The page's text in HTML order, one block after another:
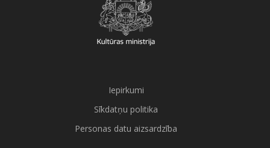
Iepirkumi
Sīkdatņu politika
Personas datu aizsardzība